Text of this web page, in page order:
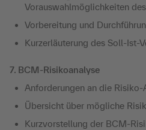
Vorauswahlmöglichkeiten
Vorbereitung und
Kurzerläuterung des Soll-Ist-
7. BCM-Risikoanalyse
Anforderungen an die
Übersicht über mögliche
Kurzvorstellung der BCM-